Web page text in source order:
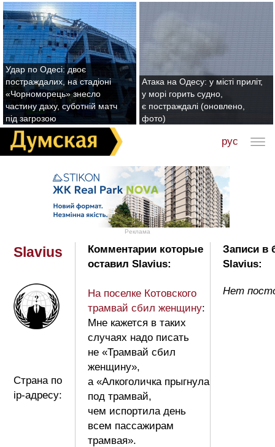
Удар по Одесі: двоє
постраждалих, на стадіоні
«Чорноморець» знесло
частину даху, суботній матч
під загрозою
Атака на Одесу: у місті приліт,
у морі горить судно,
є постраждалі (оновлено,
фото)
рус
Реклама
Slavius
Страна по
ip-адресу:
Комментарии которые
оставил Slavius:
На поселке Котовского
трамвай сбил женщину:
Мне кажется в таких
случаях надо писать
не «Трамвай сбил
женщину»,
а «Алкоголичка прыгнула
под трамвай,
чем испортила день
всем пассажирам
трамвая».
Записи в
Slavius:
Нет